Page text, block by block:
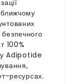
100%
Adipotide
ресурсах.